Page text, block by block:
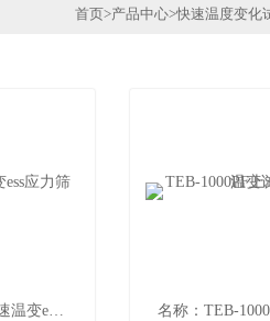
首页>产品中心>快速温度变化
名称：TEB-800PF快速温变ess应力筛选试验箱